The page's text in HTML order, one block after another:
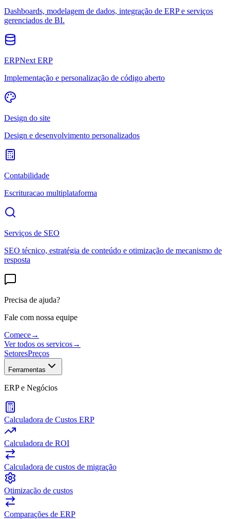
Dashboards, modelagem de dados, integração de ERP e serviços
gerenciados de BI.
ERPNext ERP
Implementação e personalização de código aberto
Design do site
Design e desenvolvimento personalizados
Contabilidade
Escrituracao multiplataforma
Serviços de SEO
SEO técnico, estratégia de conteúdo e otimização de mecanismo de
resposta
Precisa de ajuda?
Fale com nossa equipe
Comece→
Ver todos os servicos→
SetoresPreços
Ferramentas
ERP e Negócios
Calculadora de Custos ERP
Calculadora de ROI
Calculadora de custos de migração
Otimização de custos
Comparações de ERP